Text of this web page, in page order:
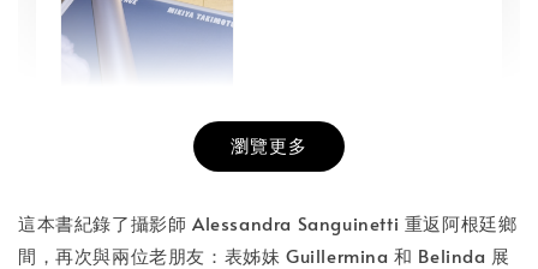
NT$ 50
NT$ 100
- +
瀏覽更多
這本書紀錄了攝影師 Alessandra Sanguinetti 重返阿根廷鄉
間，再次與兩位老朋友：表姊妹 Guillermina 和 Belinda 展